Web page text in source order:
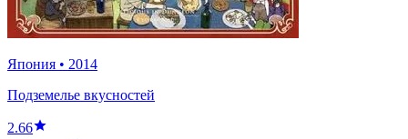
Япония • 2014
Подземелье вкусностей
2.66